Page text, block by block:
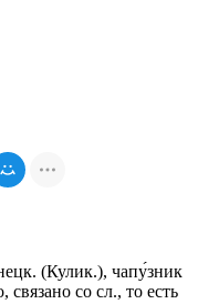
(Кулик.), чапу́зник
связано со сл., то есть